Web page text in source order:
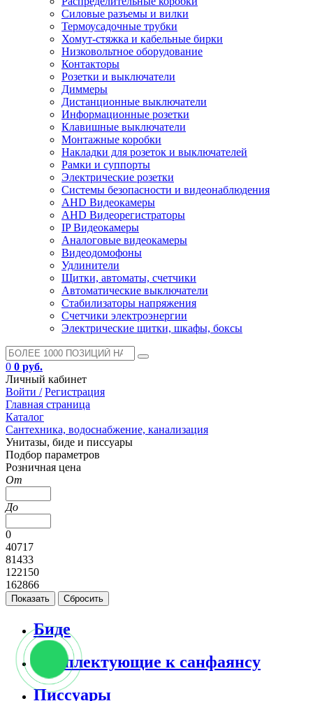
Силовые разъемы и вилки
Термоусадочные трубки
Хомут-стяжка и кабельные бирки
Низковольтное оборудование
Контакторы
Розетки и выключатели
Диммеры
Дистанционные выключатели
Информационные розетки
Клавишные выключатели
Монтажные коробки
Накладки для розеток и выключателей
Рамки и суппорты
Электрические розетки
Системы безопасности и видеонаблюдения
AHD Видеокамеры
AHD Видеорегистраторы
IP Видеокамеры
Аналоговые видеокамеры
Видеодомофоны
Удлинители
Щитки, автоматы, счетчики
Автоматические выключатели
Стабилизаторы напряжения
Счетчики электроэнергии
Электрические щитки, шкафы, боксы
0 0 руб.
Личный кабинет
Войти / Регистрация
Главная страница
Каталог
Сантехника, водоснабжение, канализация
Унитазы, биде и писсуары
Подбор параметров
Розничная цена
От
До
0
40717
81433
122150
162866
Биде
Комплектующие к санфаянсу
Писсуары